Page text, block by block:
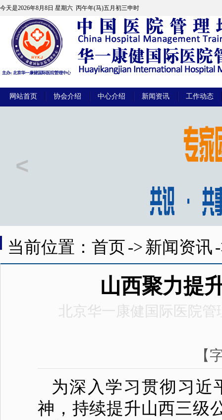
今天是2026年8月8日 星期六 丙午年(马)五月初三申时
网站首页 协会介绍 中心介绍 新闻资讯 工作动态
当前位置：首页-> 新闻资讯
山西聚力提
北京华一康健国际医院管
【
为深入学习贯彻习近
神，持续提升山西三级